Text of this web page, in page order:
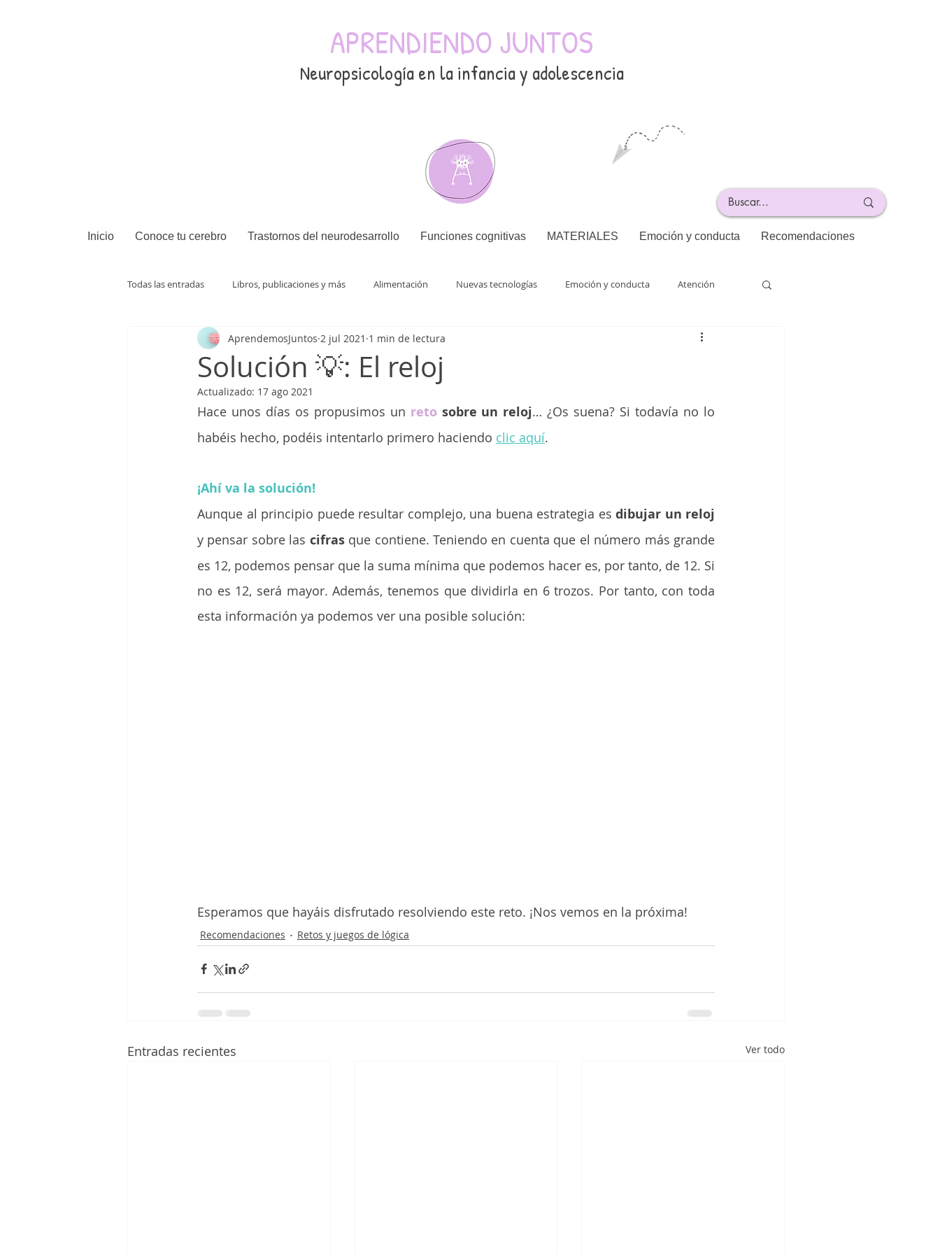
APRENDIENDO JUNTOS
Neuropsicología en la infancia y adolescencia
Inicio Conoce tu cerebro Trastornos del neurodesarrollo Funciones cognitivas MATERIALES Emoción y conducta Recomendaciones
Todas las entradas Libros, publicaciones y más Alimentación Nuevas tecnologías Emoción y conducta Atención
Aprendizaje y memoria Funciones ejecutivas Lenguaje
Percepción Cognición social
Hábitos saludables Actividad física Trastornos del neurodesarrollo Otros trastornos Materiales
Trastornos del aprendizaje Trastornos de la comunicación Fichas Epilepsia
Solución 💡: El reloj
AprendemosJuntos 2 jul 2021 1 min de lectura
Actualizado: 17 ago 2021
Hace unos días os propusimos un reto sobre un reloj… ¿Os suena? Si todavía no lo
habéis hecho, podéis intentarlo primero haciendo clic aquí.
¡Ahí va la solución!
Aunque al principio puede resultar complejo, una buena estrategia es dibujar un reloj
y pensar sobre las cifras que contiene. Teniendo en cuenta que el número más grande
es 12, podemos pensar que la suma mínima que podemos hacer es, por tanto, de 12. Si
no es 12, será mayor. Además, tenemos que dividirla en 6 trozos. Por tanto, con toda
esta información ya podemos ver una posible solución:
Esperamos que hayáis disfrutado resolviendo este reto. ¡Nos vemos en la próxima!
Recomendaciones Retos y juegos de lógica
Entradas recientes Ver todo